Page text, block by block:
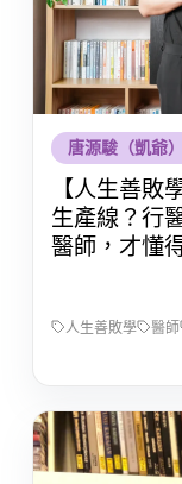
唐源駿（凱爺）
【人生善敗
生產線？行
醫師，才懂
人生善敗學 醫師